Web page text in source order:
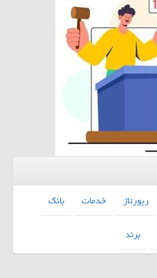
رپورتاژ خدمات
بانك
برند